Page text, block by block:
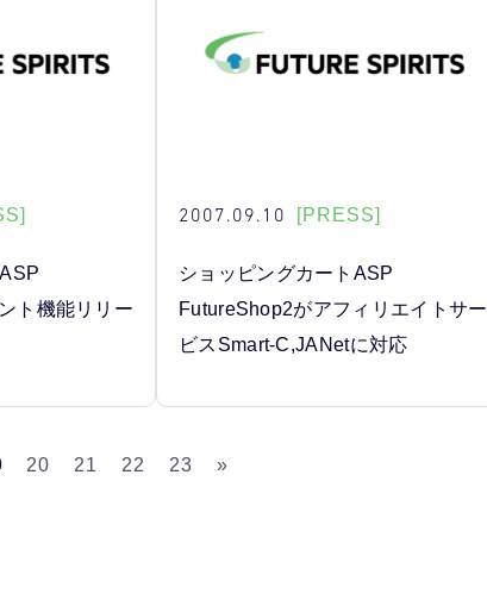
ト機能リリー
2007.09.10 [PRESS]
ショッピングカートASP
FutureShop2がアフィリエイトサー
ビスSmart-C,JANetに対応
20 21 22 23 »